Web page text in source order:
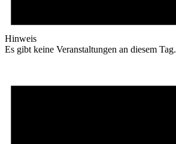
Hinweis
Es gibt keine Veranstaltungen an diesem Tag.